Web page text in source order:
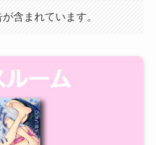
含まれています。